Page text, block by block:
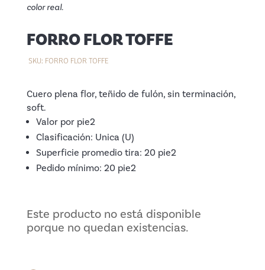
color real.
FORRO FLOR TOFFE
SKU: FORRO FLOR TOFFE
Cuero plena flor, teñido de fulón, sin terminación,
soft.
Valor por pie2
Clasificación: Unica (U)
Superficie promedio tira: 20 pie2
Pedido mínimo: 20 pie2
Este producto no está disponible
porque no quedan existencias.